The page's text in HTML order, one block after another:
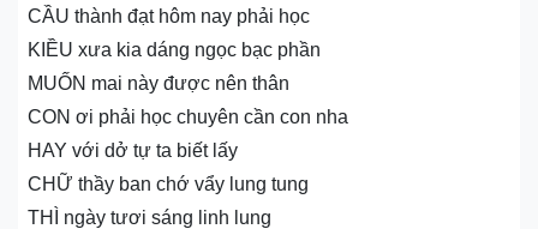
CẦU thành đạt hôm nay phải học
KIỀU xưa kia dáng ngọc bạc phần
MUỐN mai này được nên thân
CON ơi phải học chuyên cần con nha
HAY với dở tự ta biết lấy
CHỮ thầy ban chớ vẩy lung tung
THÌ ngày tươi sáng linh lung